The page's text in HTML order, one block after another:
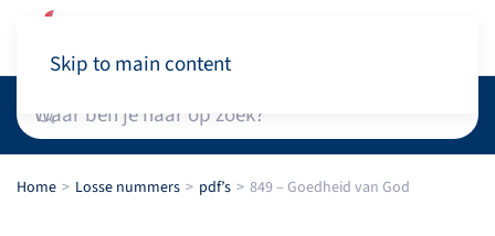
Skip to main content
Home Losse nummers pdf’s 849 – Goedheid van God